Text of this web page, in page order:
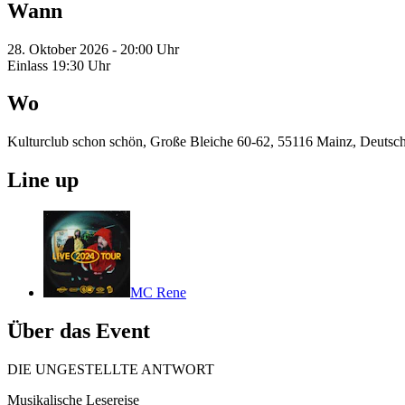
Wann
28. Oktober 2026 - 20:00 Uhr
Einlass 19:30 Uhr
Wo
Kulturclub schon schön, Große Bleiche 60-62, 55116 Mainz,
Line up
MC Rene
Über das Event
DIE UNGESTELLTE ANTWORT
Musikalische Lesereise